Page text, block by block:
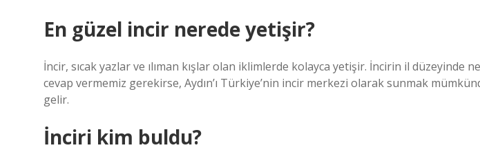
En güzel incir nerede yetişir?
İncir, sıcak yazlar ve ılıman kışlar olan iklimlerde kolayca yetişir. İncirin il düzeyinde
cevap vermemiz gerekirse, Aydın’ı Türkiye’nin incir merkezi olarak sunmak
gelir.
İnciri kim buldu?